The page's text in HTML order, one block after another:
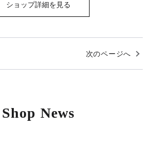
ショップ詳細を見る
次のページへ
Shop News